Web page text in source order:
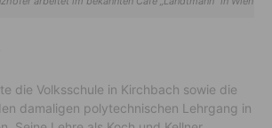
die Volksschule in Kirchbach sowie die
damaligen polytechnischen Lehrgang in